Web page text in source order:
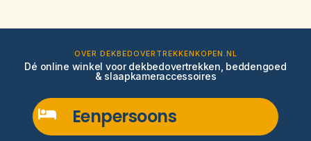
OVER DEKBEDOVERTREKKENKOPEN.NL
Dé online winkel voor dekbedovertrekken, beddengoed
& slaapkameraccessoires
Eenpersoons